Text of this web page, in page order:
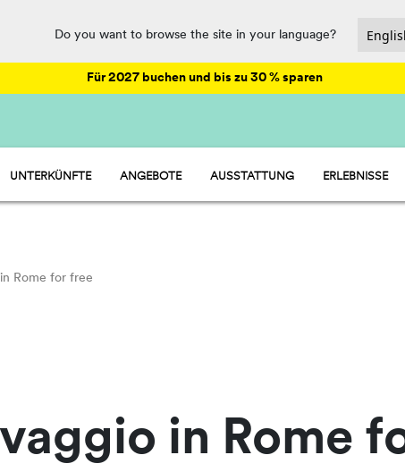
Do you want to browse the site in your language?
Für 2027 buchen und bis zu 30 % sparen
UNTERKÜNFTE
HU CAMP - STELLPLÄTZE
ANGEBOTE AUSSTATTUNG
SPORT UND SPASS
ERLEBNISSE
Rome for free
in Rome